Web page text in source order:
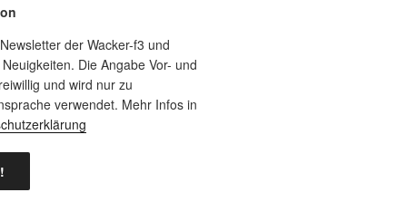
der Wacker-f3 und
Die Angabe Vor- und
und wird nur zu
verwendet. Mehr Infos in